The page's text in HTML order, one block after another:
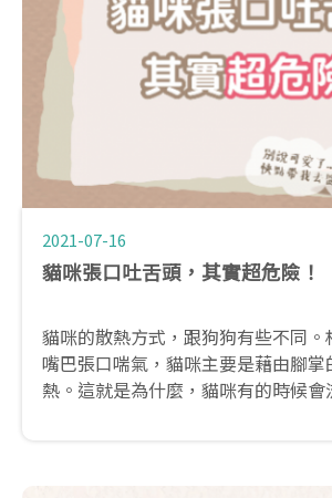
2021-07-16
貓咪張口吐舌頭，其實超危險！
貓咪的散熱方式，跟狗狗有些不同。
嘴巴張口喘氣，貓咪主要是藉由腳
熱。這就是為什麼，貓咪有的時候會